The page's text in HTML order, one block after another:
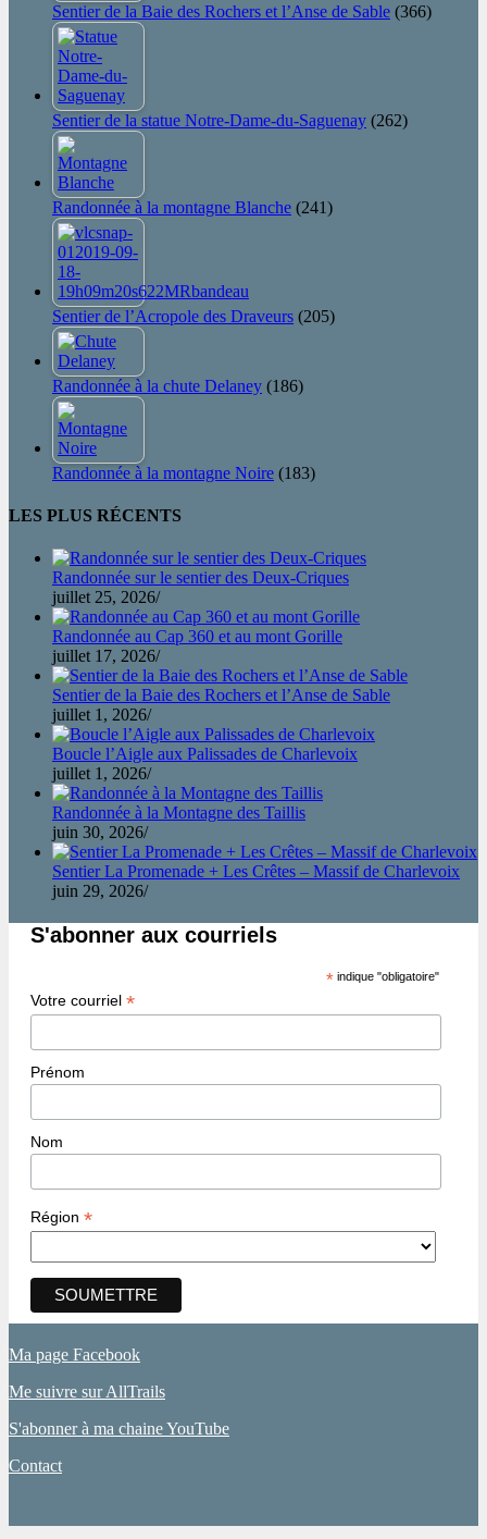
Sentier de la Baie des Rochers et l’Anse de Sable (366)
Sentier de la statue Notre-Dame-du-Saguenay (262)
Randonnée à la montagne Blanche (241)
Sentier de l’Acropole des Draveurs (205)
Randonnée à la chute Delaney (186)
Randonnée à la montagne Noire (183)
LES PLUS RÉCENTS
Randonnée sur le sentier des Deux-Criques
juillet 25, 2026/
Randonnée au Cap 360 et au mont Gorille
juillet 17, 2026/
Sentier de la Baie des Rochers et l’Anse de Sable
juillet 1, 2026/
Boucle l’Aigle aux Palissades de Charlevoix
juillet 1, 2026/
Randonnée à la Montagne des Taillis
juin 30, 2026/
Sentier La Promenade + Les Crêtes – Massif de Charlevoix
juin 29, 2026/
S'abonner aux courriels
* indique "obligatoire"
Votre courriel *
Prénom
Nom
Région *
Ma page Facebook
Me suivre sur AllTrails
S'abonner à ma chaine YouTube
Contact